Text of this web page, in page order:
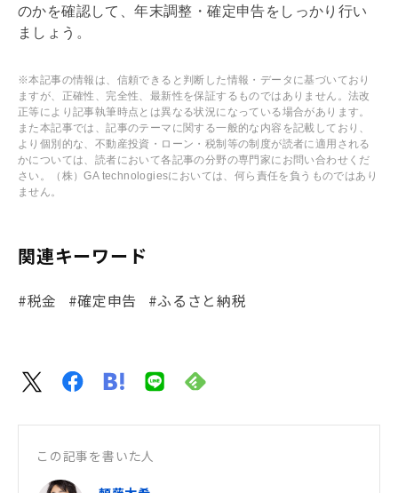
のかを確認して、年末調整 ・確定申告をしっかり行い
ましょう。
※本記事の情報は、信頼できると判断した情報・データに基づいており
ますが、正確性、完全性、最新性を保証するものではありません。法改
正等により記事執筆時点とは異なる状況になっている場合があります。
また本記事では、記事のテーマに関する一般的な内容を記載しており、
より個別的な、不動産投資・ローン・税制等の制度が読者に適用される
かについては、読者において各記事の分野の専門家にお問い合わせくだ
さい。（株）GA technologiesにおいては、何ら責任を負うものではあり
ません。
関連キーワード
#税金 #確定申告 #ふるさと納税
この記事を書いた人